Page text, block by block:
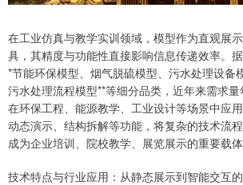
在工业仿真与教学实训领域，模型作为直观展
具，其精度与功能性直接影响信息传递效率。
*节能环保模型、烟气脱硫模型、污水处理设备
污水处理流程模型**等细分品类，近年来需求
在环保工程、能源教学、工业设计等场景中应
动态演示、结构拆解等功能，将复杂的技术流
成为企业培训、院校教学、展览展示的重要载体
技术特点与行业应用：从静态展示到智能交互